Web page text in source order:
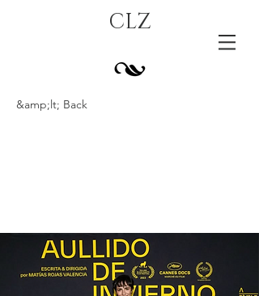
CLZ
&amp;lt; Back